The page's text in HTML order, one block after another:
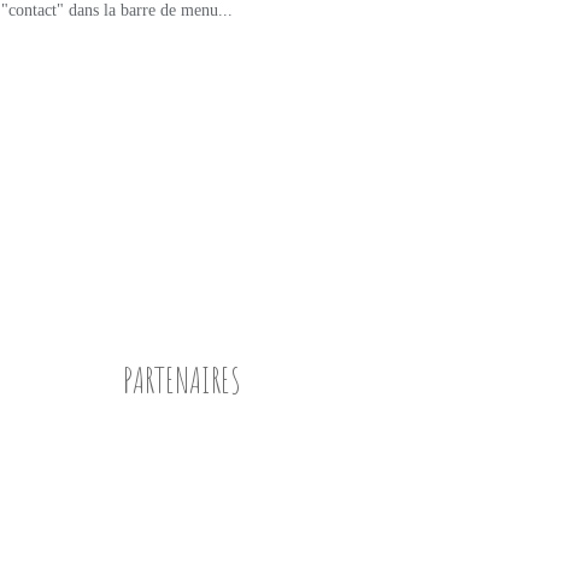
"contact" dans la barre de menu...
PARTENAIRES